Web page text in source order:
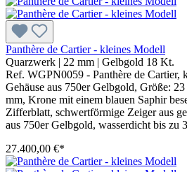
Panthère de Cartier - kleines Modell
Quarzwerk | 22 mm | Gelbgold 18 Kt.
Ref. WGPN0059 - Panthère de Cartier,
Gehäuse aus 750er Gelbgold, Größe:
mm, Krone mit einem blauen Saphir
Zifferblatt, schwertförmige Zeiger aus
aus 750er Gelbgold, wasserdicht bis zu
27.400,00 €*